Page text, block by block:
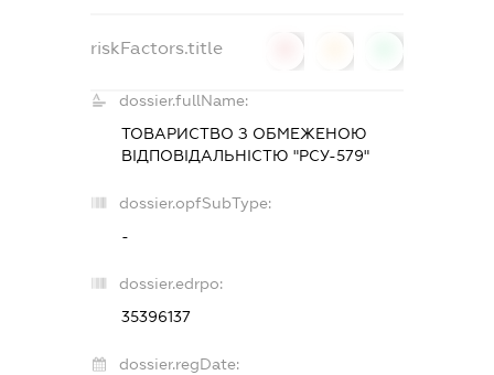
riskFactors.title
dossier.fullName:
ТОВАРИСТВО З ОБМЕЖЕНОЮ
ВІДПОВІДАЛЬНІСТЮ "РСУ-579"
dossier.opfSubType:
-
dossier.edrpo:
35396137
dossier.regDate: